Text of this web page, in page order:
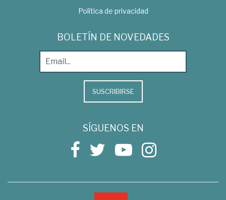
Política de privacidad
BOLETÍN DE NOVEDADES
SUSCRIBIRSE
SÍGUENOS EN